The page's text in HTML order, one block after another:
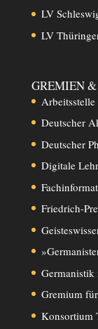
LV
LV
GREMIEN
Deutscher
Deutscher
Digitale
Friedrich-
Gremium
Konsortium